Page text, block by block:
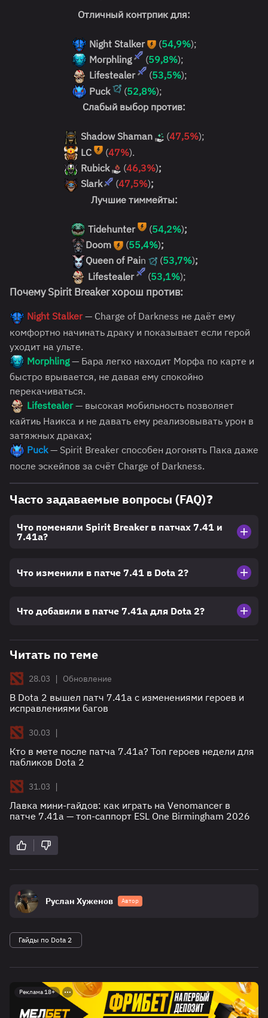
Отличный контрпик для:
Night Stalker (54,9%);
Morphling
(59,8%);
Lifestealer
(53,5%);
Puck
(52,8%);
Слабый выбор против:
Shadow Shaman (47,5%);
LC
(47%).
Rubick
(46,3%);
Slark
(47,5%);
Лучшие тиммейты:
Tidehunter (54,2%);
Doom
(55,4%);
Queen of Pain (53,7%);
Lifestealer
(53,1%);
Почему Spirit Breakerхорош против:
Night Stalker— Charge of Darkness не даёт ему
комфортно начинать драку и показывает если герой
уходит на ульте.
Morphling — Барa легко находит Морфа по карте и
быстро врывается, не давая ему спокойно
перекачиваться.
Lifestealer — высокая мобильность позволяет
кайтиь Наикса и не давать ему реализовывать урон в
затяжных драках;
Puck — Spirit Breaker способен догонять Пака даже
после эскейпов за счёт Charge of Darkness.
Часто задаваемые вопросы (FAQ)❓
Что поменяли Spirit Breaker в патчах 7.41 и
7.41a?
Что изменили в патче 7.41 в Dota 2?
Что добавили в патче 7.41a для Dota 2?
Читать по теме
28.03 | Обновление
В Dota 2 вышел патч 7.41a с изменениями героев и
исправлениями багов
30.03
|
Кто в мете после патча 7.41a? Топ героев недели для
пабликов Dota 2
31.03
|
Лавка мини-гайдов: как играть на Venomancer в
патче 7.41a — топ-саппорт ESL One Birmingham 2026
Руслан Хуженов Автор
Гайды по Dota 2
Реклама 18+